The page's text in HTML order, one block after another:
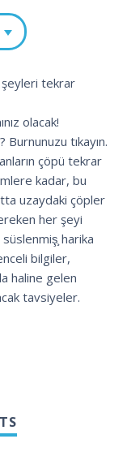
şeyleri tekrar
olacak!
Burnunuzu tıkayın.
çöpü tekrar
kadar, bu
uzaydaki çöpler
her şeyi
harika
bilgiler,
haline gelen
tavsiyeler.